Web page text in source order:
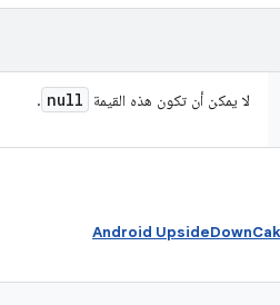
لا يمكن أن تكون هذه القيمة null
.